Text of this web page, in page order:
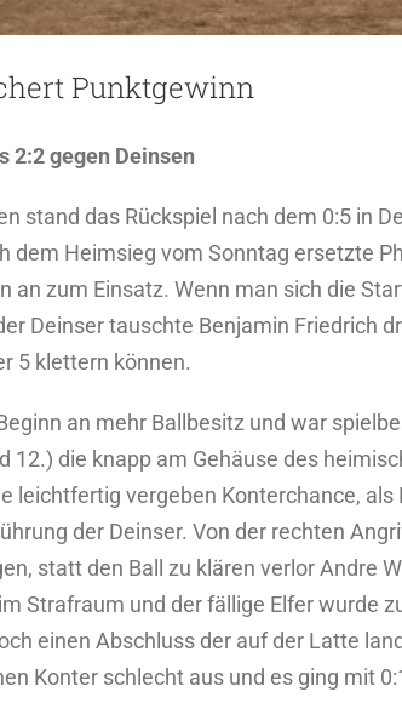
Punktgewinn
2:2 gegen Deinsen
stand das Rückspiel nach dem 0:5 in
dem Heimsieg vom Sonntag ersetzte
an zum Einsatz. Wenn man sich die
Deinser tauschte Benjamin Friedrich
5 klettern können.
an mehr Ballbesitz und war
12.) die knapp am Gehäuse des
leichtfertig vergeben Konterchance,
der Deinser. Von der rechten
statt den Ball zu klären verlor Andre
Strafraum und der fällige Elfer wurde
einen Abschluss der auf der Latte
Konter schlecht aus und es ging mit